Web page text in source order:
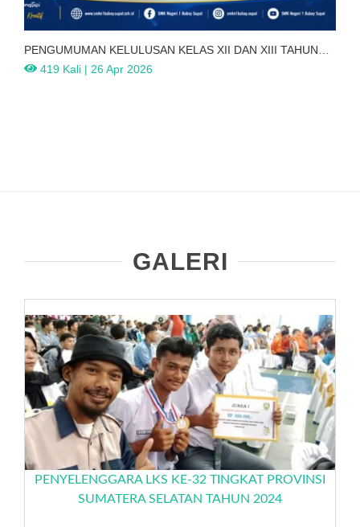
PENGUMUMAN KELULUSAN KELAS XII DAN XIII TAHUN
PELAJARAN 2025
419 Kali | 26 Apr 2026
GALERI
PENYELENGGARA LKS KE-32 TINGKAT PROVINSI
SUMATERA SELATAN TAHUN 2024